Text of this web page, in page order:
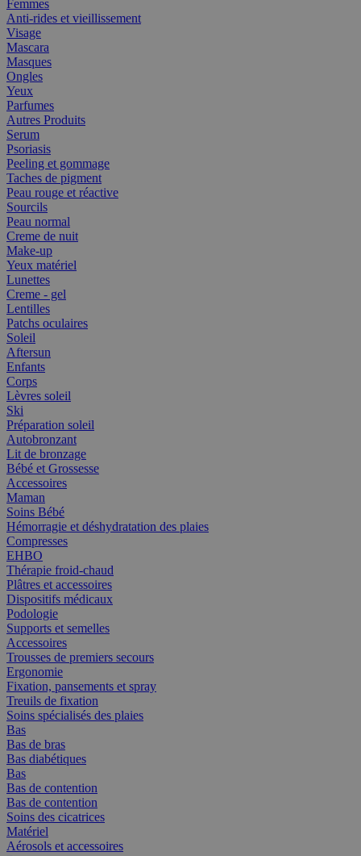
Femmes
Anti-rides et vieillissement
Visage
Mascara
Masques
Ongles
Yeux
Parfumes
Autres Produits
Serum
Psoriasis
Peeling et gommage
Taches de pigment
Peau rouge et réactive
Sourcils
Peau normal
Creme de nuit
Make-up
Yeux matériel
Lunettes
Creme - gel
Lentilles
Patchs oculaires
Soleil
Aftersun
Enfants
Corps
Lèvres soleil
Ski
Préparation soleil
Autobronzant
Lit de bronzage
Bébé et Grossesse
Accessoires
Maman
Soins Bébé
Hémorragie et déshydratation des plaies
Compresses
EHBO
Thérapie froid-chaud
Plâtres et accessoires
Dispositifs médicaux
Podologie
Supports et semelles
Accessoires
Trousses de premiers secours
Ergonomie
Fixation, pansements et spray
Treuils de fixation
Soins spécialisés des plaies
Bas
Bas de bras
Bas diabétiques
Bas
Bas de contention
Bas de contention
Soins des cicatrices
Matériel
Aérosols et accessoires